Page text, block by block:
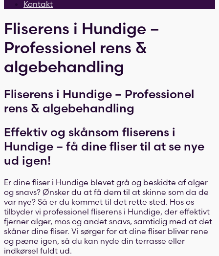
Kontakt
Fliserens i Hundige –
Professionel rens &
algebehandling
Fliserens i Hundige – Professionel
rens & algebehandling
Effektiv og skånsom fliserens i
Hundige – få dine fliser til at se nye
ud igen!
Er dine fliser i Hundige blevet grå og beskidte af alger
og snavs? Ønsker du at få dem til at skinne som da de
var nye? Så er du kommet til det rette sted. Hos os
tilbyder vi professionel fliserens i Hundige, der effektivt
fjerner alger, mos og andet snavs, samtidig med at det
skåner dine fliser. Vi sørger for at dine fliser bliver rene
og pæne igen, så du kan nyde din terrasse eller
indkørsel fuldt ud.